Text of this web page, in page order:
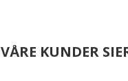
VÅRE KUNDER